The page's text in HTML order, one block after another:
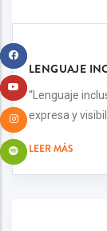
LENGUAJE
“Lenguaje
expresa y
LEER MÁS